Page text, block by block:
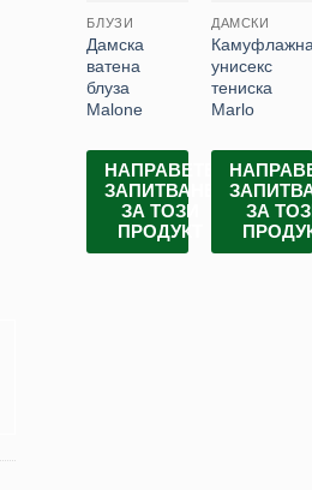
БЛУЗИ
Дамска
ватена
блуза
Malone
НАПРАВЕТЕ
ЗАПИТВАНЕ
ЗА ТОЗИ
ПРОДУКТ
ДАМСКИ
Камуфлажна
унисекс
тениска
Marlo
ЗА